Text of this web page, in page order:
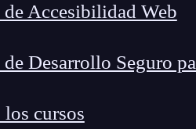
de Accesibilidad Web
Desarrollo Seguro
los cursos